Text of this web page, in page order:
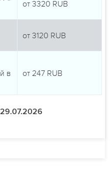
от 3320 RUB
от 3120 RUB
в
от 247 RUB